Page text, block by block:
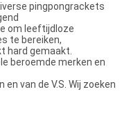
pingpongrackets
om leeftijdloze
te bereiken,
hard gemaakt.
beroemde merken en
van de V.S. Wij zoeken